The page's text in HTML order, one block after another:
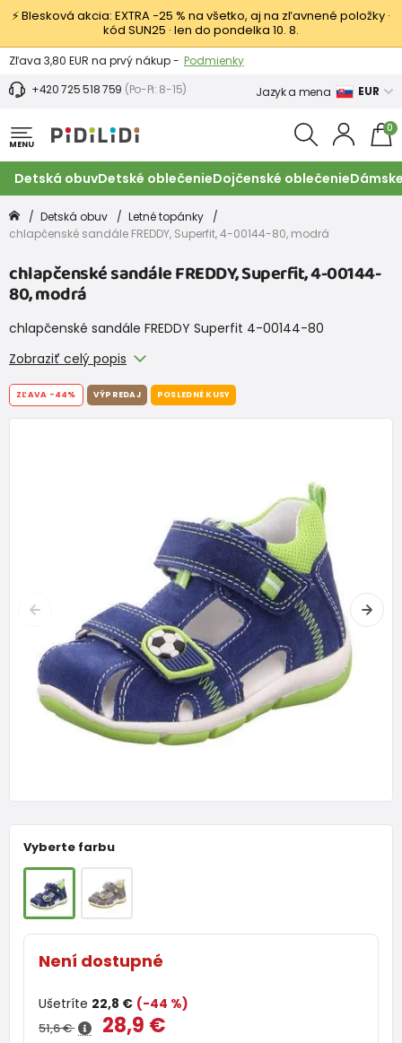
⚡ Blesková akcia: EXTRA −25 % na všetko, aj na zľavnené položky ·
kód SUN25 · len do pondelka 10. 8.
Výmena a vrátenie tovaru -
Zobraziť
Zľava 3,80 EUR na prvý nákup - Podmienky
+420 725 518 759 (Po-Pi: 8-15) Jazyk a mena EUR
MENU
0
Detská obuvDetské oblečenieDojčenské oblečenie
Detská obuv
Letné topánky
chlapčenské sandále FREDDY, Superfit, 4-00144-80, modrá
chlapčenské sandále FREDDY, Superfit, 4-00144-
80, modrá
chlapčenské sandále FREDDY Superfit 4-00144-80
Zobraziť celý popis
Vyberte farbu
Není dostupné
Ušetríte 22,8 € (-44 %)
51,6 € 28,9 €
ZĽAVA -44% VÝPREDAJ POSLEDNÉ KUSY